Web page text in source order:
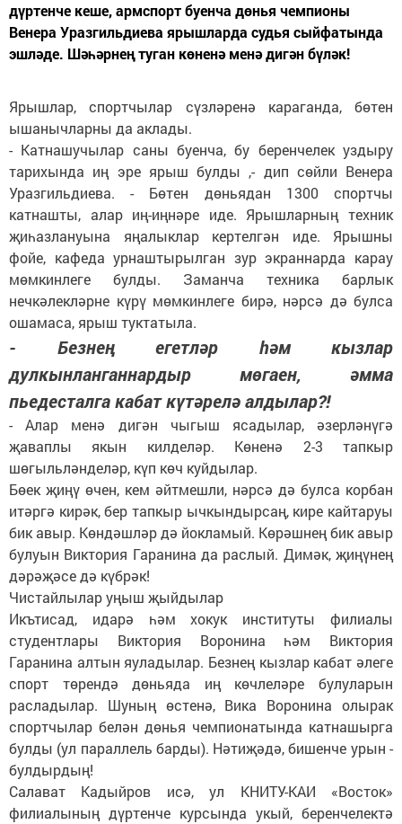
дүртенче кеше, армспорт буенча дөнья чемпионы
Венера Уразгильдиева ярышларда судья сыйфатында
эшләде. Шәһәрнең туган көненә менә дигән бүләк!
Ярышлар, спортчылар сүзләренә караганда, бөтен
ышанычларны да аклады.
- Катнашучылар саны буенча, бу беренчелек уздыру
тарихында иң эре ярыш булды ,- дип сөйли Венера
Уразгильдиева. - Бөтен дөньядан 1300 спортчы
катнашты, алар иң-иңнәре иде. Ярышларның техник
җиһазлануына яңалыклар кертелгән иде. Ярышны
фойе, кафеда урнаштырылган зур экраннарда карау
мөмкинлеге булды. Заманча техника барлык
нечкәлекләрне күрү мөмкинлеге бирә, нәрсә дә булса
ошамаса, ярыш туктатыла.
- Безнең егетләр һәм кызлар
дулкынланганнардыр мөгаен, әмма
пьедесталга кабат күтәрелә алдылар?!
- Алар менә дигән чыгыш ясадылар, әзерләнүгә
җаваплы якын килделәр. Көненә 2-3 тапкыр
шөгыльләнделәр, күп көч куйдылар.
Бөек җиңү өчен, кем әйтмешли, нәрсә дә булса корбан
итәргә кирәк, бер тапкыр ычкындырсаң, кире кайтаруы
бик авыр. Көндәшләр дә йокламый. Көрәшнең бик авыр
булуын Виктория Гаранина да раслый. Димәк, җиңүнең
дәрәҗәсе дә күбрәк!
Чистайлылар уңыш җыйдылар
Икътисад, идарә һәм хокук институты филиалы
студентлары Виктория Воронина һәм Виктория
Гаранина алтын яуладылар. Безнең кызлар кабат әлеге
спорт төрендә дөньяда иң көчлеләре булуларын
расладылар. Шуның өстенә, Вика Воронина олырак
спортчылар белән дөнья чемпионатында катнашырга
булды (ул параллель барды). Нәтиҗәдә, бишенче урын -
булдырдың!
Салават Кадыйров исә, ул КНИТУ-КАИ «Восток»
филиалының дүртенче курсында укый, беренчелектә